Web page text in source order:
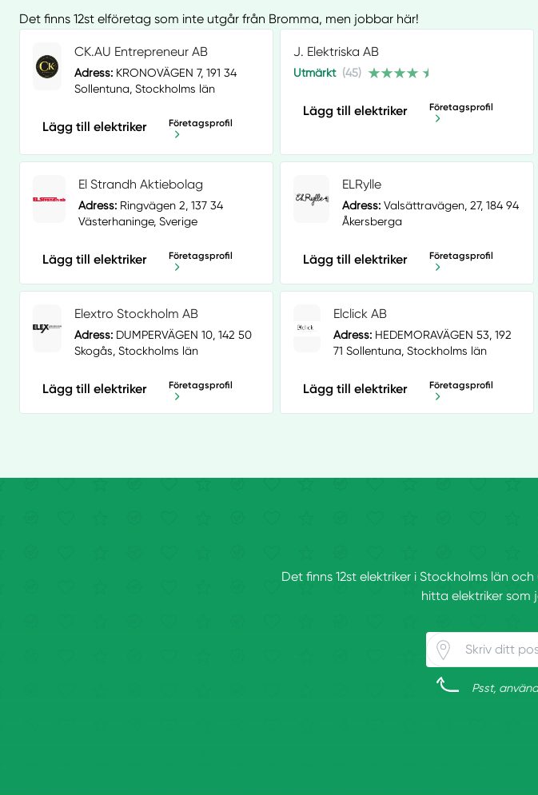
Det finns 12st elföretag som inte utgår från Bromma, men jobbar här!
CK.AU Entrepreneur AB
Adress: KRONOVÄGEN 7, 191 34
Sollentuna, Stockholms län
Lägg till elektriker Företagsprofil
J. Elektriska AB
Utmärkt (45)
Lägg till elektriker Företagsprofil
El Strandh Aktiebolag
Adress:Ringvägen 2, 137 34
Västerhaninge, Sverige
Lägg till elektriker Företagsprofil
ELRylle
Adress:Valsättravägen, 27, 184 94
Åkersberga
Lägg till elektriker Företagsprofil
Elextro Stockholm AB
Adress: DUMPERVÄGEN 10, 142 50
Skogås, Stockholms län
Lägg till elektriker Företagsprofil
Elclick AB
Adress:HEDEMORAVÄGEN 53, 192
71 Sollentuna, Stockholms län
Lägg till elektriker Företagsprofil
Det finns 12st elektriker i Stockholms län
hitta elektriker som
Psst,